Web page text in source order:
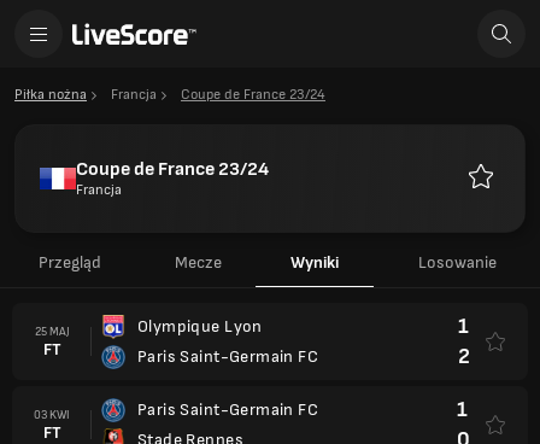
Piłka nożna Francja Coupe de France 23/24
Coupe de France 23/24
Francja
Przegląd Mecze Wyniki Losowanie
25 MAJ
FT
Olympique Lyon
Paris Saint-Germain FC
1
2
03 KWI
FT
Paris Saint-Germain FC
Stade Rennes
1